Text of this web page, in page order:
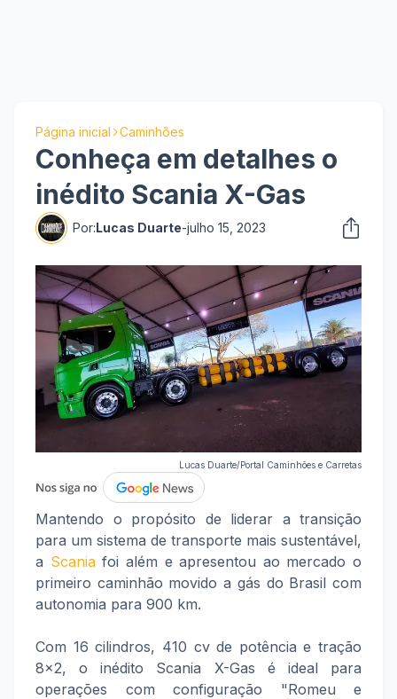
Página inicial Caminhões
Conheça em detalhes o
inédito Scania X-Gas
Por:Lucas Duarte-julho 15, 2023
Lucas Duarte/Portal Caminhões e Carretas
Mantendo o propósito de liderar a transição
para um sistema de transporte mais sustentável,
a Scaniafoi além e apresentou ao mercado o
primeiro caminhão movido a gás do Brasil com
autonomia para 900 km.
Com 16 cilindros, 410 cv de potência e tração
8x2, o inédito Scania X-Gas é ideal para
operações com configuração "Romeu e